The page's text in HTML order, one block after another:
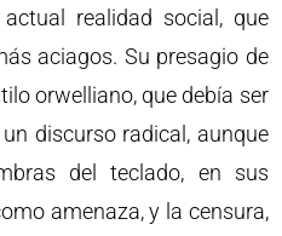
realidad social, que
aciagos. Su presagio de
orwelliano, que debía ser
discurso radical, aunque
del teclado, en sus
amenaza, y la censura,